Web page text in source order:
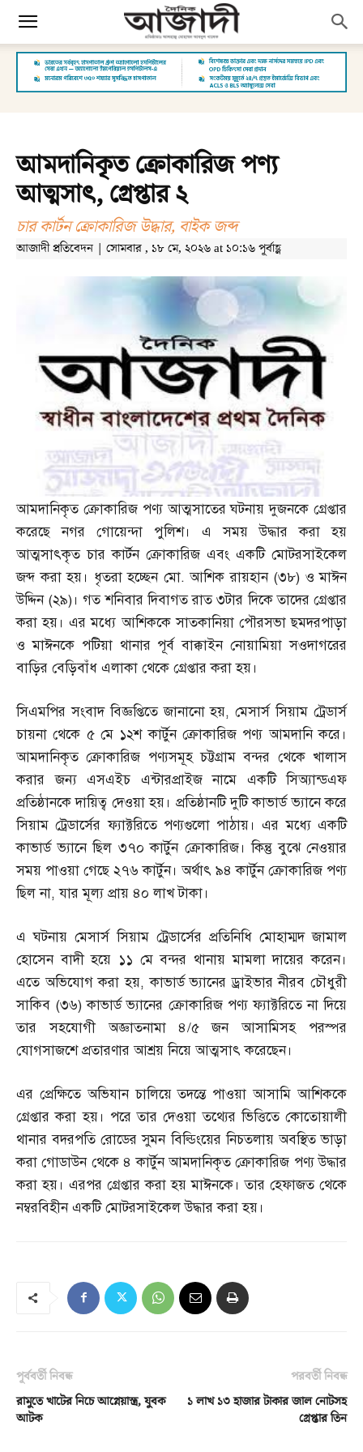
আমদানিকৃত ক্রোকারিজ পণ্য
আত্মসাৎ, গ্রেপ্তার ২
চার কার্টন ক্রোকারিজ উদ্ধার, বাইক জব্দ
আজাদী প্রতিবেদন | সোমবার , ১৮ মে, ২০২৬ at ১০:১৬ পূর্বাহ্ণ
আমদানিকৃত ক্রোকারিজ পণ্য আত্মসাতের ঘটনায় দুজনকে গ্রেপ্তার
করেছে নগর গোয়েন্দা পুলিশ। এ সময় উদ্ধার করা হয়
আত্মসাৎকৃত চার কার্টন ক্রোকারিজ এবং একটি মোটরসাইকেল
জব্দ করা হয়। ধৃতরা হচ্ছেন মো.আশিক রায়হান (৩৮) ও মাঈন
উদ্দিন (২৯)। গত শনিবার দিবাগত রাত ৩টার দিকে তাদের গ্রেপ্তার
করা হয়। এর মধ্যে আশিককে সাতকানিয়া পৌরসভা ছমদরপাড়া
ও মাঈনকে পটিয়া থানার পূর্ব বাক্কাইন নোয়ামিয়া সওদাগরের
বাড়ির বেড়িবাঁধ এলাকা থেকে গ্রেপ্তার করা হয়।
সিএমপির সংবাদ বিজ্ঞপ্তিতে জানানো হয়,মেসার্স সিয়াম ট্রেডার্স
চায়না থেকে ৫ মে ১২শ কার্টুন ক্রোকারিজ পণ্য আমদানি করে।
আমদানিকৃত ক্রোকারিজ পণ্যসমূহ চট্টগ্রাম বন্দর থেকে খালাস
করার জন্য এসএইচ এন্টারপ্রাইজ নামে একটি সিঅ্যান্ডএফ
প্রতিষ্ঠানকে দায়িত্ব দেওয়া হয়। প্রতিষ্ঠানটি দুটি কাভার্ড ভ্যানে করে
সিয়াম ট্রেডার্সের ফ্যাক্টরিতে পণ্যগুলো পাঠায়। এর মধ্যে একটি
কাভার্ড ভ্যানে ছিল ৩৭০ কার্টুন ক্রোকারিজ। কিন্তু বুঝে নেওয়ার
সময় পাওয়া গেছে ২৭৬ কার্টুন। অর্থাৎ ৯৪ কার্টুন ক্রোকারিজ পণ্য
ছিল না,যার মূল্য প্রায় ৪০ লাখ টাকা।
এ ঘটনায় মেসার্স সিয়াম ট্রেডার্সের প্রতিনিধি মোহাম্মদ জামাল
হোসেন বাদী হয়ে ১১ মে বন্দর থানায় মামলা দায়ের করেন।
এতে অভিযোগ করা হয়,কাভার্ড ভ্যানের ড্রাইভার নীরব চৌধুরী
সাকিব (৩৬)কাভার্ড ভ্যানের ক্রোকারিজ পণ্য ফ্যাক্টরিতে না দিয়ে
তার সহযোগী অজ্ঞাতনামা ৪/৫ জন আসামিসহ পরস্পর
যোগসাজশে প্রতারণার আশ্রয় নিয়ে আত্মসাৎ করেছেন।
এর প্রেক্ষিতে অভিযান চালিয়ে তদন্তে পাওয়া আসামি আশিককে
গ্রেপ্তার করা হয়। পরে তার দেওয়া তথ্যের ভিত্তিতে কোতোয়ালী
থানার বদরপতি রোডের সুমন বিল্ডিংয়ের নিচতলায় অবস্থিত ভাড়া
করা গোডাউন থেকে ৪ কার্টুন আমদানিকৃত ক্রোকারিজ পণ্য উদ্ধার
করা হয়। এরপর গ্রেপ্তার করা হয় মাঈনকে। তার হেফাজত থেকে
নম্বরবিহীন একটি মোটরসাইকেল উদ্ধার করা হয়।
পূর্ববর্তী নিবন্ধ
রামুতে খাটের নিচে আগ্নেয়াস্ত্র, যুবক
আটক
পরবর্তী নিবন্ধ
১ লাখ ১৩ হাজার টাকার জাল নোটসহ
গ্রেপ্তার তিন